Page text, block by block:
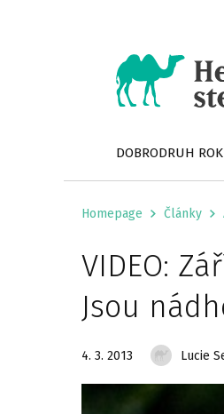
DOBRODRUH
Homepage Články
VIDEO:
Jsou
4. 3. 2013 Lucie